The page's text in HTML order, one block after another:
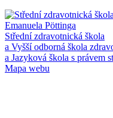
Střední zdravotnická škola
a Vyšší odborná škola
a Jazyková škola s právem
Mapa webu